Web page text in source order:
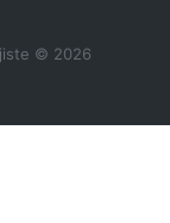
© 2026